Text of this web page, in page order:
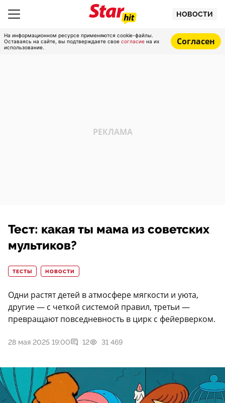
НОВОСТИ
На информационном ресурсе применяются cookie-файлы.
Оставаясь на сайте, вы подтверждаете свое согласие на их
использование.
Согласен
Тест: какая ты мама из советских
мультиков?
ТЕСТЫ НОВОСТИ
Одни растят детей в атмосфере мягкости и уюта,
другие — с четкой системой правил, третьи —
превращают повседневность в цирк с фейерверком.
28 мая 2025 19:00 12 31 469